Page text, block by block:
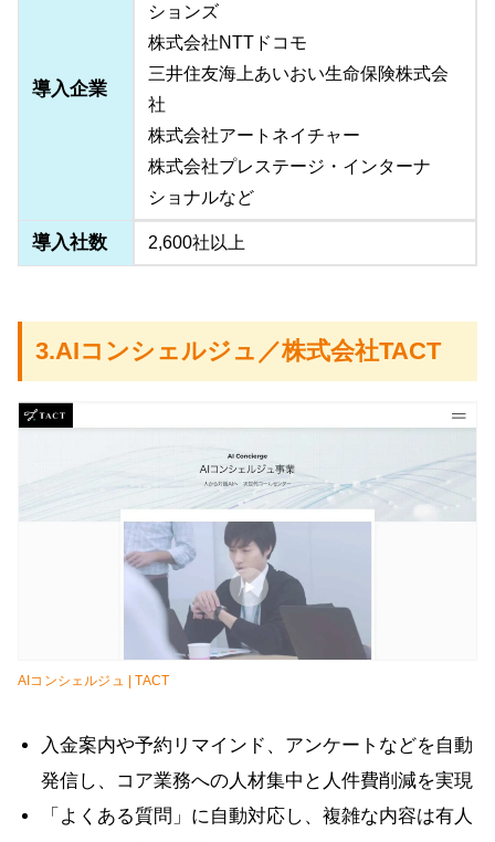
導入企業
ションズ
株式会社NTTドコモ
三井住友海上あいおい生命保険株式会
社
株式会社アートネイチャー
株式会社プレステージ・インターナ
ショナルなど
導入社数 2,600社以上
3.AIコンシェルジュ／株式会社TACT
AIコンシェルジュ | TACT
入金案内や予約リマインド、アンケートなどを自動
発信し、コア業務への人材集中と人件費削減を実現
「よくある質問」に自動対応し、複雑な内容は有人